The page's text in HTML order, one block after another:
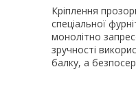
Кріплення
спеціальної
монолітно
зручності
балку, а